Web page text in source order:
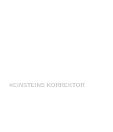
©EINSTEINS KORREKTOR